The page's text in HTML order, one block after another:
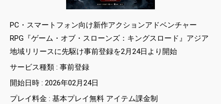
PC・スマートフォン向け新作アクションアドベンチャー
RPG『ゲーム・オブ・スローンズ：キングスロード』アジア
地域リリースに先駆け事前登録を2月24日より開始
サービス種類 : 事前登録
開始日時 : 2026年02月24日
プレイ料金 : 基本プレイ無料 アイテム課金制